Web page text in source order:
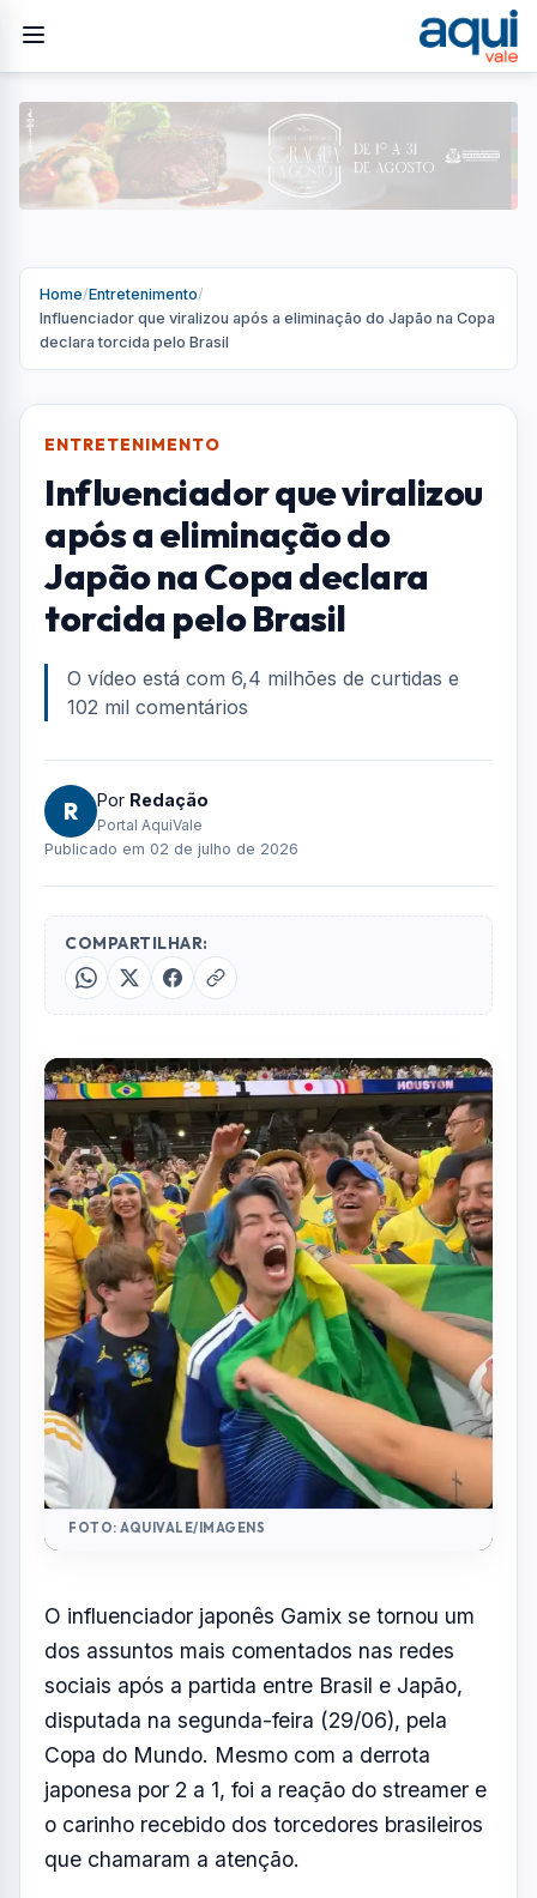
Home Entretenimento/
Influenciador que viralizou após a eliminação do Japão na Copa
ENTRETENIMENTO
Influenciador que viralizou
após a eliminação do
Japão na Copa declara
torcida pelo Brasil
O vídeo está com 6,4 milhões de curtidas e
102 mil comentários
R PorRedação
Portal AquiVale
Publicado em 02 de julho de 2026
COMPARTILHAR: